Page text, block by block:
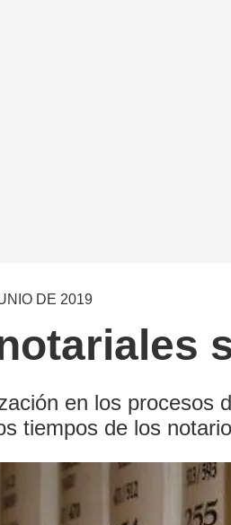
DE 2019
en los procesos
tiempos de los